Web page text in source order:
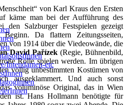
Intendanten-etc
von Karl Kraus den Ersten
käme man bei der Aufführung des
den Salzburger Festspielen gezeigt
Da flattern Zeitungsseiten,
von 1914 über die Viedeowände, die
David Pařízek(Regie, Bühnenbild,
Rolle spielen werden. Im übrigen
völlig unbestimmten Kostümen von
ausgeklammert. Und auch sonst
voluminöse Original, das in Wien
ist. Hans Hollmann benötigte für